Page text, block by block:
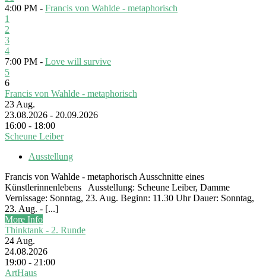
4:00 PM - Francis von Wahlde - metaphorisch
1
2
3
4
7:00 PM - Love will survive
5
6
Francis von Wahlde - metaphorisch
23 Aug.
23.08.2026 - 20.09.2026
16:00 - 18:00
Scheune Leiber
Ausstellung
Francis von Wahlde - metaphorisch Ausschnitte eines
Künstlerinnenlebens Ausstellung: Scheune Leiber, Damme
Vernissage: Sonntag, 23. Aug. Beginn: 11.30 Uhr Dauer: Sonntag,
23. Aug. - [...]
More Info
Thinktank - 2. Runde
24 Aug.
24.08.2026
19:00 - 21:00
ArtHaus